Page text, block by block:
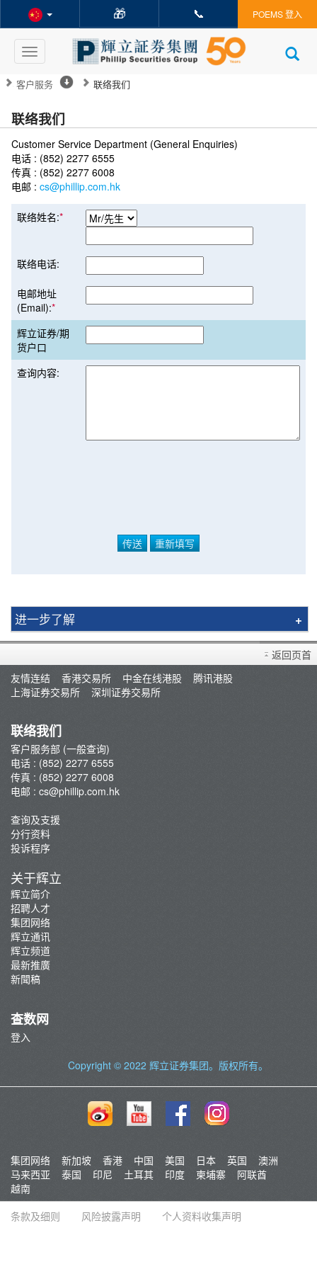
🎁 📞 POEMS 登入
Toggle
navigation
客户服务 联络我们
联络我们
Customer Service Department (General Enquiries)
电话 : (852) 2277 6555
传真 : (852) 2277 6008
电邮 : cs@phillip.com.hk
联络姓名:*
联络电话:
电邮地址
(Email):*
辉立证券/期
货户口
查询内容:
进一步了解
买卖衍生产品须知
开设户口
查询及支援
转入股票
孖展及利率
佣金及收费资料
表格下载
常见问题
最新推广
防骗及网络安全资讯
辉立证券开户优惠总览
返回页首
友情连结
香港交易所 中金在线港股
腾讯港股
上海证券交易所
深圳证券交易所
联络我们
客户服务部 (一般查询)
电话 : (852) 2277 6555
传真 : (852) 2277 6008
电邮 : cs@phillip.com.hk
查询及支援
分行资料
投诉程序
关于辉立
辉立简介
招聘人才
集团网络
辉立通讯
辉立频道
最新推廣
新聞稿
查数网
登入
Copyright © 2022 辉立证券集团。版权所有。
集团网络 新加坡 香港 中国 美国 日本 英国
澳洲
马来西亚
泰国 印尼 土耳其 印度 柬埔寨
阿联酋
越南
条款及细则
风险披露声明 个人资料收集声明